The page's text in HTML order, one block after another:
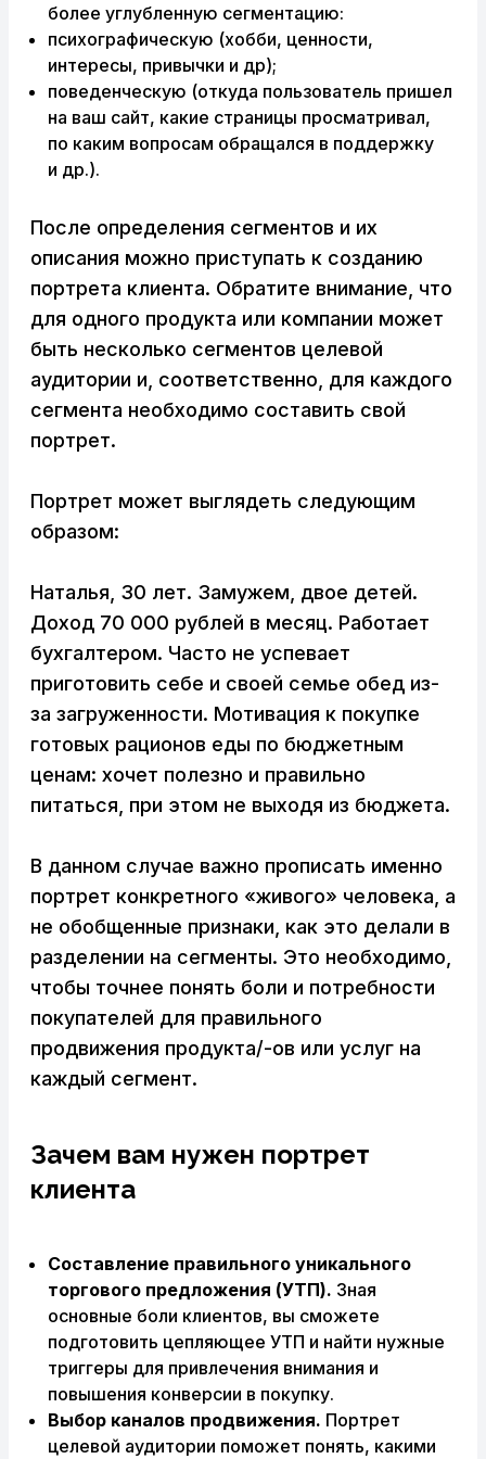
более углубленную сегментацию:
психографическую (хобби, ценности,
интересы, привычки и др);
поведенческую (откуда пользователь пришел
на ваш сайт, какие страницы просматривал,
по каким вопросам обращался в поддержку
и др.).
После определения сегментов и их
описания можно приступать к созданию
портрета клиента. Обратите внимание, что
для одного продукта или компании может
быть несколько сегментов целевой
аудитории и, соответственно, для каждого
сегмента необходимо составить свой
портрет.
Портрет может выглядеть следующим
образом:
Наталья, 30 лет. Замужем, двое детей.
Доход 70 000 рублей в месяц. Работает
бухгалтером. Часто не успевает
приготовить себе и своей семье обед из-
за загруженности. Мотивация к покупке
готовых рационов еды по бюджетным
ценам: хочет полезно и правильно
питаться, при этом не выходя из бюджета.
В данном случае важно прописать именно
портрет конкретного «живого» человека, а
не обобщенные признаки, как это делали в
разделении на сегменты. Это необходимо,
чтобы точнее понять боли и потребности
покупателей для правильного
продвижения продукта/-ов или услуг на
каждый сегмент.
Зачем вам нужен портрет
клиента
Составление правильного уникального
торгового предложения (УТП). Зная
основные боли клиентов, вы сможете
подготовить цепляющее УТП и найти нужные
триггеры для привлечения внимания и
повышения конверсии в покупку.
Выбор каналов продвижения. Портрет
целевой аудитории поможет понять, какими